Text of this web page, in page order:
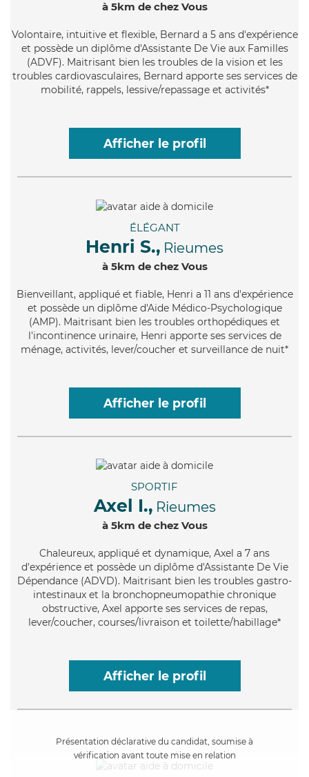
à 5km de chez Vous
Volontaire, intuitive et flexible, Bernard a 5 ans d'expérience
et possède un diplôme d'Assistante De Vie aux Familles
(ADVF). Maitrisant bien les troubles de la vision et les
troubles cardiovasculaires, Bernard apporte ses services de
mobilité, rappels, lessive/repassage et activités*
Afficher le profil
ÉLÉGANT
Henri S., Rieumes
à 5km de chez Vous
Bienveillant, appliqué et fiable, Henri a 11 ans d'expérience
et possède un diplôme d'Aide Médico-Psychologique
(AMP). Maitrisant bien les troubles orthopédiques et
l'incontinence urinaire, Henri apporte ses services de
ménage, activités, lever/coucher et surveillance de nuit*
Afficher le profil
SPORTIF
Axel I., Rieumes
à 5km de chez Vous
Chaleureux, appliqué et dynamique, Axel a 7 ans
d'expérience et possède un diplôme d'Assistante De Vie
Dépendance (ADVD). Maitrisant bien les troubles gastro-
intestinaux et la bronchopneumopathie chronique
obstructive, Axel apporte ses services de repas,
lever/coucher, courses/livraison et toilette/habillage*
Afficher le profil
Présentation déclarative du candidat, soumise à
vérification avant toute mise en relation